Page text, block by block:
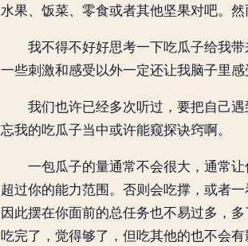
水果、饭菜、零食或者其他坚果对吧。
我不得不好好思考一下吃瓜子给我带
一些刺激和感受以外一定还让我脑子里
我们也许已经多次听过，要把自己遇
忘我的吃瓜子当中或许能窥探诀窍啊。
一包瓜子的量通常不会很大，通常让
超过你的能力范围。否则会吃撑，或者
因此摆在你面前的总任务也不易过多，
吃完了，觉得够了，但吃其他的也不会有